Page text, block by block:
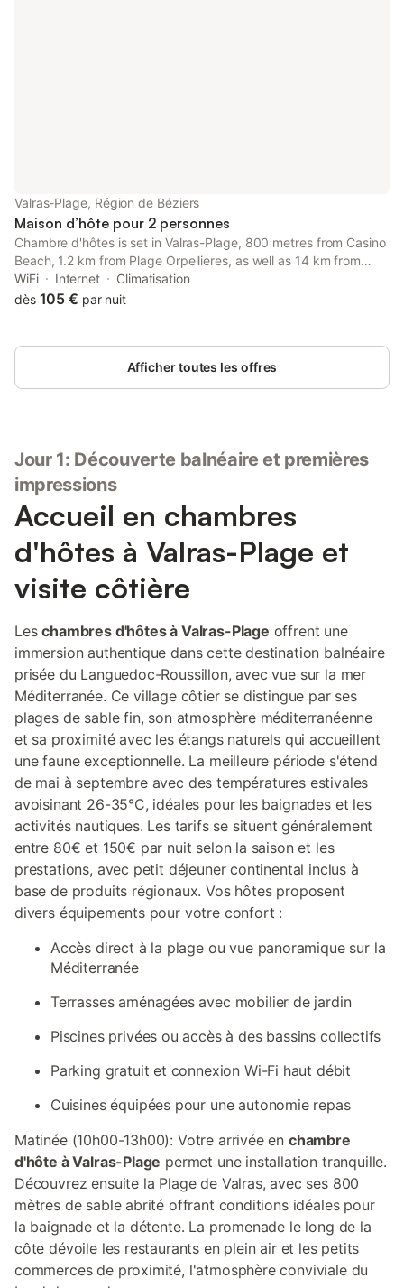
Valras-Plage, Région de Béziers
Maison d’hôte pour 2 personnes
Chambre d'hôtes is set in Valras-Plage, 800 metres from Casino
Beach, 1.2 km from Plage Orpellieres, as well as 14 km from
Mediterranee Stadium.
WiFi Internet
Climatisation
dès 105 € par nuit
Afficher toutes les offres
Jour 1: Découverte balnéaire et premières
impressions
Accueil en chambres
d'hôtes à Valras-Plage et
visite côtière
Leschambres d'hôtes à Valras-Plage offrent une
immersion authentique dans cette destination balnéaire
prisée du Languedoc-Roussillon, avec vue sur la mer
Méditerranée. Ce village côtier se distingue par ses
plages de sable fin, son atmosphère méditerranéenne
et sa proximité avec les étangs naturels qui accueillent
une faune exceptionnelle. La meilleure période s'étend
de mai à septembre avec des températures estivales
avoisinant 26-35°C, idéales pour les baignades et les
activités nautiques. Les tarifs se situent généralement
entre 80€ et 150€ par nuit selon la saison et les
prestations, avec petit déjeuner continental inclus à
base de produits régionaux. Vos hôtes proposent
divers équipements pour votre confort :
Accès direct à la plage ou vue panoramique sur la
Méditerranée
Terrasses aménagées avec mobilier de jardin
Piscines privées ou accès à des bassins collectifs
Parking gratuit et connexion Wi-Fi haut débit
Cuisines équipées pour une autonomie repas
Matinée (10h00-13h00): Votre arrivée en chambre
d'hôte à Valras-Plage permet une installation tranquille.
Découvrez ensuite la Plage de Valras, avec ses 800
mètres de sable abrité offrant conditions idéales pour
la baignade et la détente. La promenade le long de la
côte dévoile les restaurants en plein air et les petits
commerces de proximité, l'atmosphère conviviale du